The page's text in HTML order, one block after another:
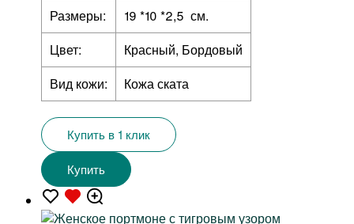
Размеры:
19 *10 *2,5 см.
Цвет:
Красный, Бордовый
Вид кожи:
Кожа ската
Купить в 1 клик
Купить